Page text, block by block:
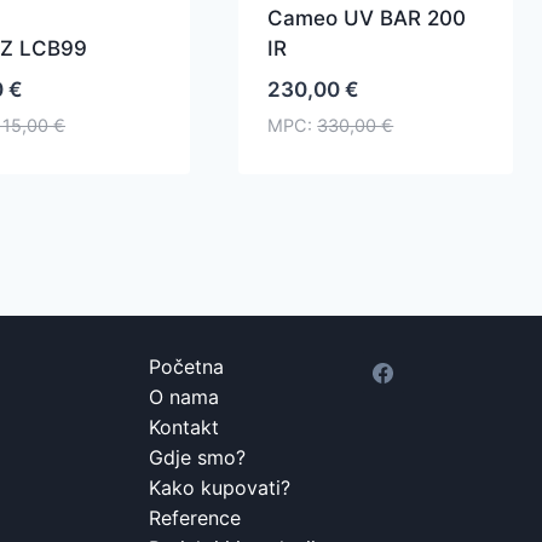
LCB99
€
€
Cameo UV BAR 200
IR
230,00€
MPC:330,00€
Početna
O nama
Kontakt
Gdje smo?
Kako kupovati?
Reference